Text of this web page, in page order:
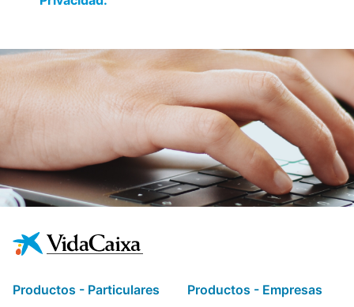
Productos - Particulares Productos - Empresas